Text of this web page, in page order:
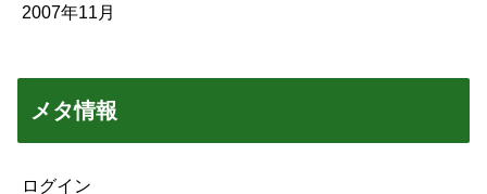
2007年11月
メタ情報
ログイン